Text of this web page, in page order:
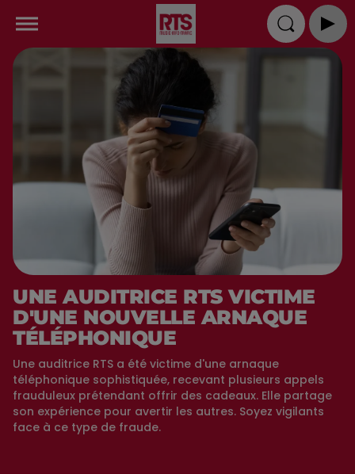
UNE AUDITRICE RTS VICTIME
D'UNE NOUVELLE ARNAQUE
TÉLÉPHONIQUE
Une auditrice RTS a été victime d'une arnaque
téléphonique sophistiquée, recevant plusieurs appels
frauduleux prétendant offrir des cadeaux. Elle partage
son expérience pour avertir les autres. Soyez vigilants
face à ce type de fraude.